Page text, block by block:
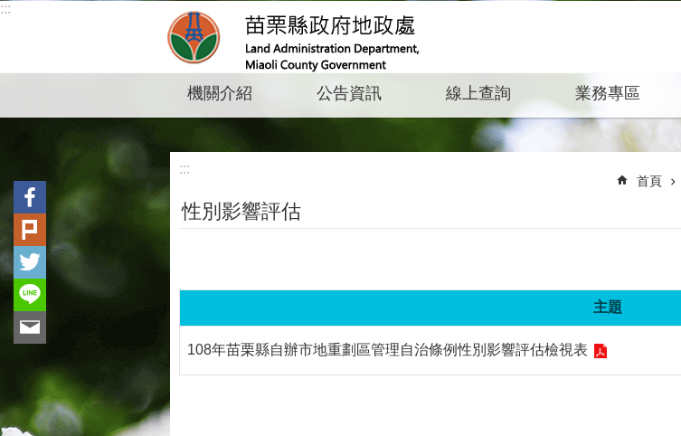
跳到主要內容區塊
:::
機關介紹 公告資訊 線上查詢 業務專區
:::
首頁
性別影響評估
主題
108年苗栗縣自辦市地重劃區管理自治條例性別影響評估檢視表